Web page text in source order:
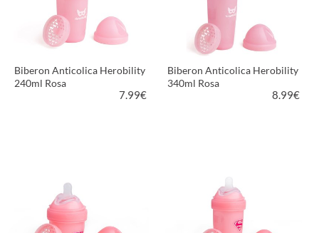
Biberon Anticolica Herobility
240ml Rosa
7.99€
Biberon Anticolica Herobility
340ml Rosa
8.99€